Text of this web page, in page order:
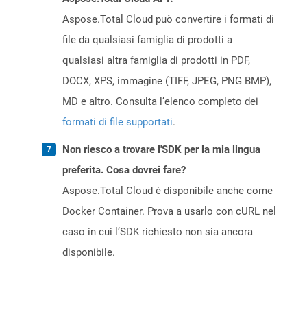
Aspose.Total Cloud può convertire i formati di
file da qualsiasi famiglia di prodotti a
qualsiasi altra famiglia di prodotti in PDF,
DOCX, XPS, immagine (TIFF, JPEG, PNG BMP),
MD e altro. Consulta l’elenco completo dei
formati di file supportati.
Non riesco a trovare l'SDK per la mia lingua
preferita. Cosa dovrei fare?
Aspose.Total Cloud è disponibile anche come
Docker Container. Prova a usarlo con cURL nel
caso in cui l’SDK richiesto non sia ancora
disponibile.